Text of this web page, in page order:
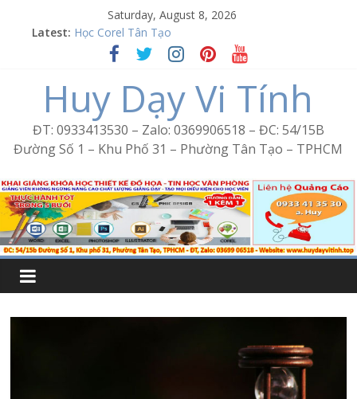
Saturday, August 8, 2026
Latest: Word Bình Trị Đông – Tin học văn phòng cấp tốc
Học Corel Tân Tạo
Cách tạo USB Boot bằng Ventoy
Khóa học Photoshop tại Tân Tạo
Excel Bình Trị Đông – Vi tính văn phòng cấp tốc
Huy Dạy Vi Tính
ĐT: 0933413530 – Zalo: 0369906518 – ĐC: 54/15B
Đường Số 1 – Khu Phố 31 – Phường Tân Tạo – TPHCM